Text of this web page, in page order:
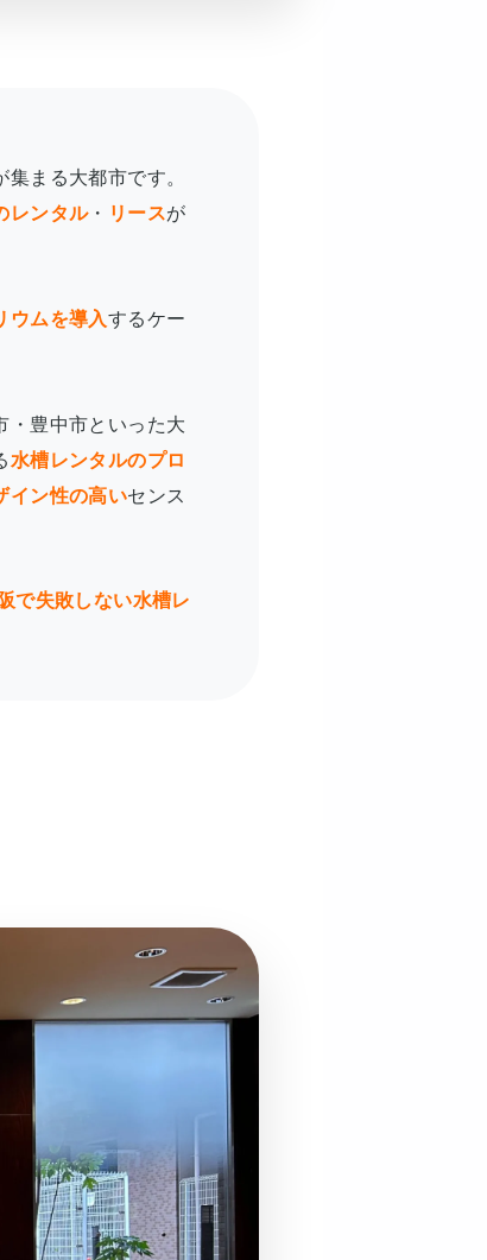
まる大都市です。
レンタル・ リースが
ウムを導入するケー
・豊中市といった大
水槽レンタルのプロ
イン性の高いセンス
で失敗しない水槽レ